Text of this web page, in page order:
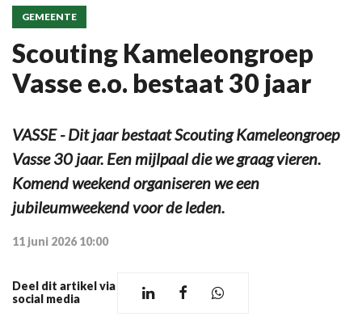
GEMEENTE
Scouting Kameleongroep
Vasse e.o. bestaat 30 jaar
VASSE - Dit jaar bestaat Scouting Kameleongroep
Vasse 30 jaar. Een mijlpaal die we graag vieren.
Komend weekend organiseren we een
jubileumweekend voor de leden.
11 juni 2026 10:00
Deel dit artikel via
social media